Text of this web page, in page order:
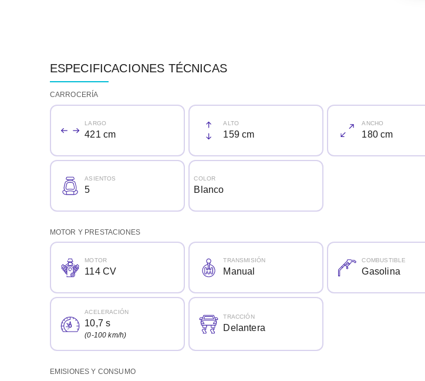
ESPECIFICACIONES TÉCNICAS
CARROCERÍA
LARGO
421 cm
ALTO
159 cm
ANCHO
180 cm
ASIENTOS
5
COLOR
Blanco
MOTOR Y PRESTACIONES
MOTOR
114 CV
TRANSMISIÓN
Manual
COMBUSTIBLE
Gasolina
ACELERACIÓN
10,7 s
(0-100 km/h)
TRACCIÓN
Delantera
EMISIONES Y CONSUMO